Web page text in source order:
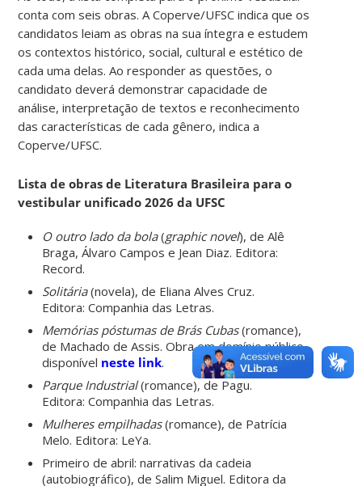
conta com seis obras. A Coperve/UFSC indica que os
candidatos leiam as obras na sua íntegra e estudem
os contextos histórico, social, cultural e estético de
cada uma delas. Ao responder as questões, o
candidato deverá demonstrar capacidade de
análise, interpretação de textos e reconhecimento
das características de cada gênero, indica a
Coperve/UFSC.
Lista de obras de Literatura Brasileira para o
vestibular unificado 2026 da UFSC
O outro lado da bola(graphic novel), de Alê
Braga, Álvaro Campos e Jean Diaz. Editora:
Record.
Solitária(novela), de Eliana Alves Cruz.
Editora: Companhia das Letras.
Memórias póstumas de Brás Cubas(romance),
de Machado de Assis. Obra em domínio público,
disponível neste link.
Parque Industrial(romance), de Pagu.
Editora: Companhia das Letras.
Mulheres empilhadas(romance), de Patrícia
Melo. Editora: LeYa.
Primeiro de abril: narrativas da cadeia
(autobiográfico), de Salim Miguel. Editora da